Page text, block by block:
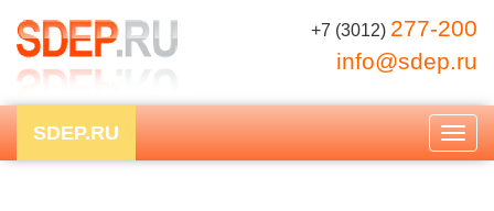
+7 (3012) 277-200
info@sdep.ru
SDEP.RU